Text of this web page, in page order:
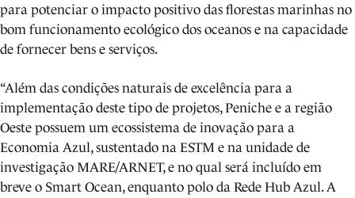
para potenciar o impacto positivo das florestas marinhas no
bom funcionamento ecológico dos oceanos e na capacidade
de fornecer bens e serviços.
“Além das condições naturais de excelência para a
implementação deste tipo de projetos, Peniche e a região
Oeste possuem um ecossistema de inovação para a
Economia Azul, sustentado na ESTM e na unidade de
investigação MARE/ARNET, e no qual será incluído em
breve o Smart Ocean, enquanto polo da Rede Hub Azul. A